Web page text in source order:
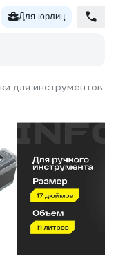
Для юрлиц
для инструментов